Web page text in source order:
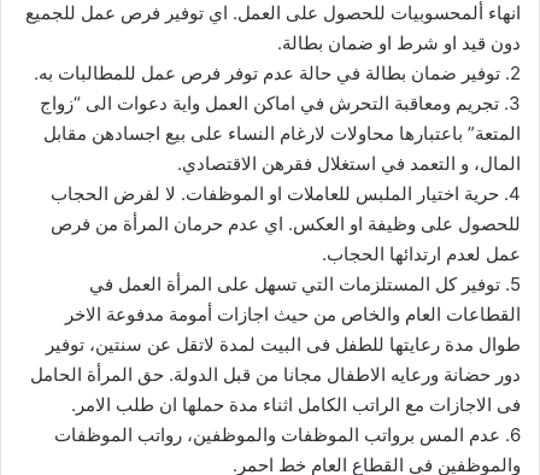
انهاء ألمحسوبيات للحصول على العمل. اي توفير فرص عمل للجميع
دون قيد او شرط او ضمان بطالة.
2. توفير ضمان بطالة في حالة عدم توفر فرص عمل للمطالبات به.
3. تجريم ومعاقبة التحرش في اماكن العمل واية دعوات الى “زواج
المتعة” باعتبارها محاولات لارغام النساء على بيع اجسادهن مقابل
المال، و التعمد في استغلال فقرهن الاقتصادي.
4. حرية اختيار الملبس للعاملات او الموظفات. لا لفرض الحجاب
للحصول على وظيفة او العكس. اي عدم حرمان المرأة من فرص
عمل لعدم ارتدائها الحجاب.
5. توفير كل المستلزمات التي تسهل على المرأة العمل في
القطاعات العام والخاص من حيث اجازات أمومة مدفوعة الاخر
طوال مدة رعايتها للطفل فى البيت لمدة لاتقل عن سنتين، توفير
دور حضانة ورعايه الاطفال مجانا من قبل الدولة. حق المرأة الحامل
فى الاجازات مع الراتب الكامل اثناء مدة حملها ان طلب الامر.
6. عدم المس برواتب الموظفات والموظفين، رواتب الموظفات
والموظفين في القطاع العام خط احمر.